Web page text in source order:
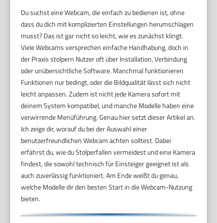
Du suchst eine Webcam, die einfach zu bedienen ist, ohne
dass du dich mit komplizierten Einstellungen herumschlagen
musst? Das ist gar nicht so leicht, wie es zunächst klingt.
Viele Webcams versprechen einfache Handhabung, doch in
der Praxis stolpern Nutzer oft über Installation, Verbindung
oder unübersichtliche Software. Manchmal funktionieren
Funktionen nur bedingt, oder die Bildqualität lässt sich nicht
leicht anpassen. Zudem ist nicht jede Kamera sofort mit
deinem System kompatibel, und manche Modelle haben eine
verwirrende Menüführung. Genau hier setzt dieser Artikel an.
Ich zeige dir, worauf du bei der Auswahl einer
benutzerfreundlichen Webcam achten solltest. Dabei
erfährst du, wie du Stolperfallen vermeidest und eine Kamera
findest, die sowohl technisch für Einsteiger geeignet ist als
auch zuverlässig funktioniert. Am Ende weißt du genau,
welche Modelle dir den besten Start in die Webcam-Nutzung
bieten.